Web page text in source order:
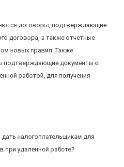
договоры, подтверждающие
договора, а также отчетные
новых правил. Также
подтверждающие документы о
работой, для получения
налогоплательщикам для
при удаленной работе?